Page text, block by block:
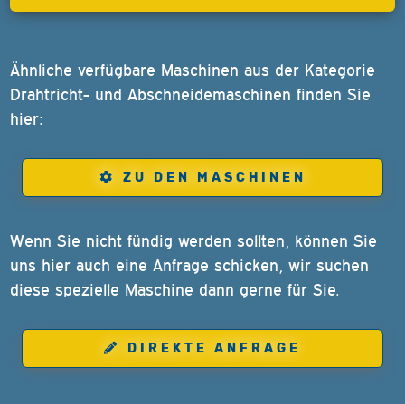
Ähnliche verfügbare Maschinen aus der Kategorie
Drahtricht- und Abschneidemaschinen finden Sie
hier:
ZU DEN MASCHINEN
Wenn Sie nicht fündig werden sollten, können Sie
uns hier auch eine Anfrage schicken, wir suchen
diese spezielle Maschine dann gerne für Sie.
DIREKTE ANFRAGE